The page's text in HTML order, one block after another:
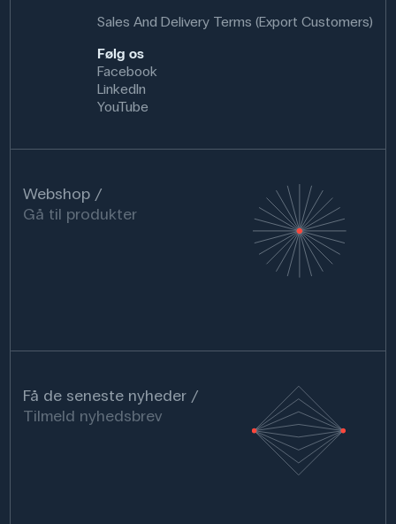
Sales And Delivery Terms (Export Customers)
Følg os
Facebook
LinkedIn
YouTube
Webshop
Gå til produkter
Få de seneste nyheder
Tilmeld nyhedsbrev